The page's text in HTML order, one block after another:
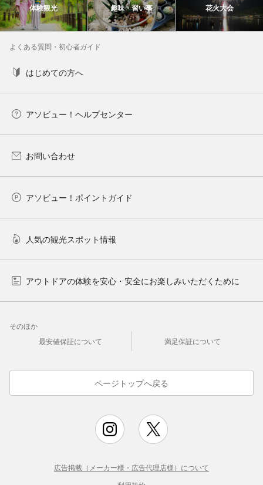
体験観光 趣味・習い事 花火大会
よくある質問・初心者ガイド
はじめての方へ
アソビュー！ヘルプセンター
お問い合わせ
アソビュー！ポイントガイド
人気の観光スポット情報
アウトドアの体験を安心・安全にお楽しみいただくために
そのほか
最安値保証について
満足保証について
ページトップへ戻る
広告掲載（メーカー様・広告代理店様）について